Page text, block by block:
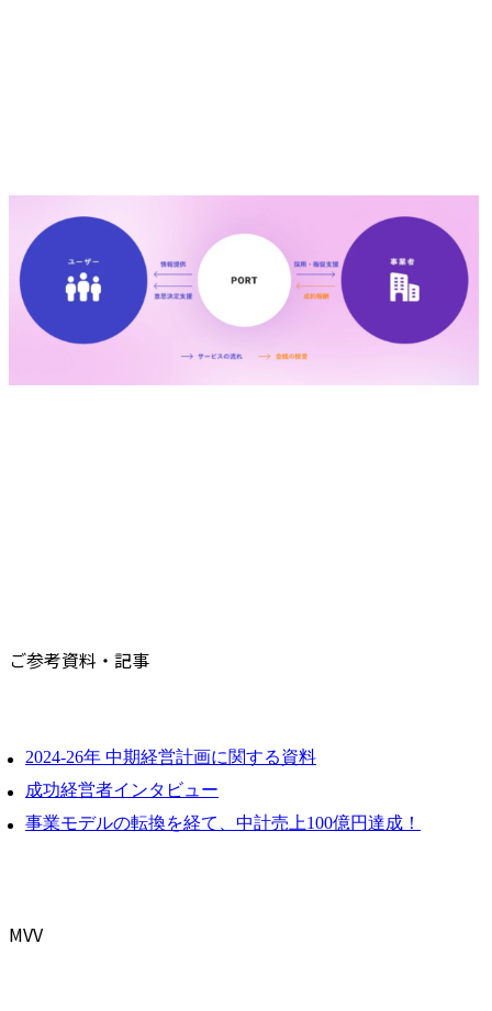
ご参考資料・記事
2024-26年 中期経営計画に関する資料
成功経営者インタビュー
事業モデルの転換を経て、中計売上100億円達成！
MVV